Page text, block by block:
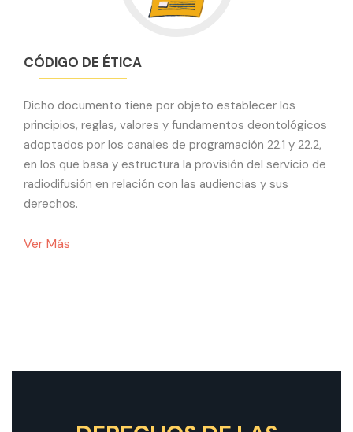
CÓDIGO DE ÉTICA
Dicho documento tiene por objeto establecer los
principios, reglas, valores y fundamentos deontológicos
adoptados por los canales de programación 22.1 y 22.2,
en los que basa y estructura la provisión del servicio de
radiodifusión en relación con las audiencias y sus
derechos.
Ver Más